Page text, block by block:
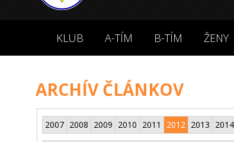
KLUB A-TÍM B-TÍM ŽENY
ARCHÍV ČLÁNKOV
2007 2008 2009 2010 2011 2012 2013 2014